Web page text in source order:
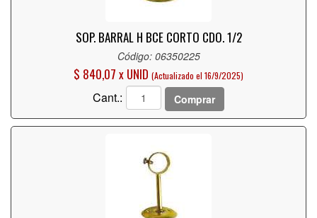
SOP. BARRAL H BCE CORTO CDO. 1/2
Código: 06350225
$ 840,07 x UNID (Actualizado el 16/9/2025)
Cant.: Comprar